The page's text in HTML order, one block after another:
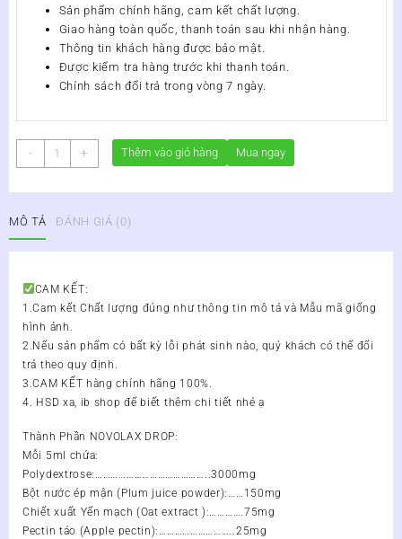
Sản phẩm chính hãng, cam kết chất lượng.
Giao hàng toàn quốc, thanh toán sau khi nhận hàng.
Thông tin khách hàng được bảo mật.
Được kiểm tra hàng trước khi thanh toán.
Chính sách đổi trả trong vòng 7 ngày.
-
Novolax
Drops
Bổ
Sung
Giảm
Bón,
số
lượng
+ Thêm vào giỏ hàng Mua ngay
MÔ TẢ ĐÁNH GIÁ (0)
CAM KẾT:
1.Cam kết Chất lượng đúng như thông tin mô tả và Mẫu mã giống
hình ảnh.
2.Nếu sản phẩm có bất kỳ lỗi phát sinh nào, quý khách có thể đổi
trả theo quy định.
3.CAM KẾT hàng chính hãng 100%.
4. HSD xa, ib shop để biết thêm chi tiết nhé ạ
Thành Phần NOVOLAX DROP:
Mỗi 5ml chứa:
Polydextrose:……………………………………..3000mg
Bột nước ép mận (Plum juice powder):……150mg
Chiết xuất Yến mạch (Oat extract ):………….75mg
Pectin táo (Apple pectin):………………………..25mg